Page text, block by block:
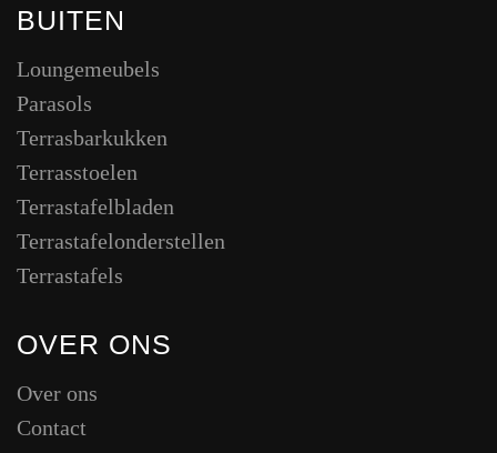
BUITEN
Loungemeubels
Parasols
Terrasbarkukken
Terrasstoelen
Terrastafelbladen
Terrastafelonderstellen
Terrastafels
OVER ONS
Over ons
Contact